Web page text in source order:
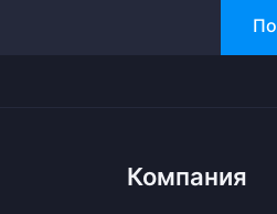
Компания